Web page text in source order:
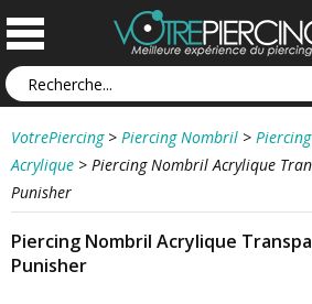
VotrePiercing > Piercing Nombril >
Acrylique > Piercing Nombril Acrylique
Punisher
Piercing Nombril Acrylique
Punisher